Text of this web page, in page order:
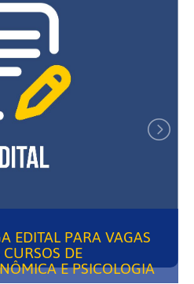
EDITAL PARA VAGAS
DE
E PSICOLOGIA